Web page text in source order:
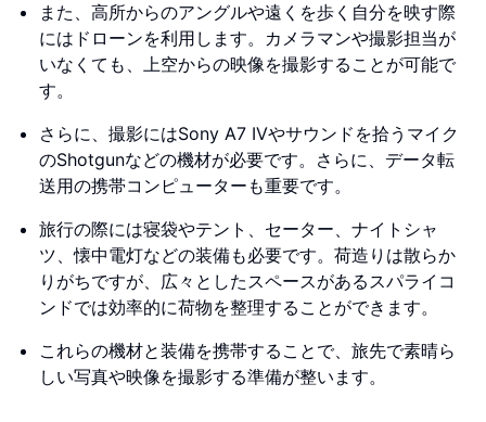
また、高所からのアングルや遠くを歩く自分を映す際
にはドローンを利用します。カメラマンや撮影担当が
いなくても、上空からの映像を撮影することが可能で
す。
さらに、撮影にはSony A7 IVやサウンドを拾うマイク
のShotgunなどの機材が必要です。さらに、データ転
送用の携帯コンピューターも重要です。
旅行の際には寝袋やテント、セーター、ナイトシャ
ツ、懐中電灯などの装備も必要です。荷造りは散らか
りがちですが、広々としたスペースがあるスパライコ
ンドでは効率的に荷物を整理することができます。
これらの機材と装備を携帯することで、旅先で素晴ら
しい写真や映像を撮影する準備が整います。